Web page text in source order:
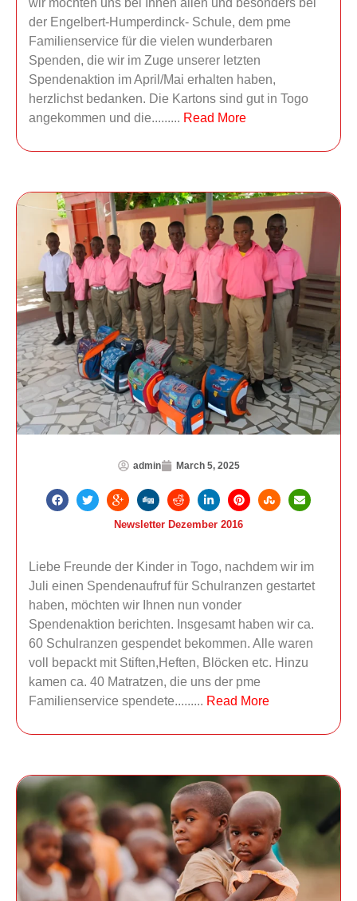
wir möchten uns bei Ihnen allen und besonders bei
der Engelbert-Humperdinck- Schule, dem pme
Familienservice für die vielen wunderbaren
Spenden, die wir im Zuge unserer letzten
Spendenaktion im April/Mai erhalten haben,
herzlichst bedanken. Die Kartons sind gut in Togo
angekommen und die......... Read More
admin March 5, 2025
Newsletter Dezember 2016
Liebe Freunde der Kinder in Togo, nachdem wir im
Juli einen Spendenaufruf für Schulranzen gestartet
haben, möchten wir Ihnen nun vonder
Spendenaktion berichten. Insgesamt haben wir ca.
60 Schulranzen gespendet bekommen. Alle waren
voll bepackt mit Stiften,Heften, Blöcken etc. Hinzu
kamen ca. 40 Matratzen, die uns der pme
Familienservice spendete......... Read More